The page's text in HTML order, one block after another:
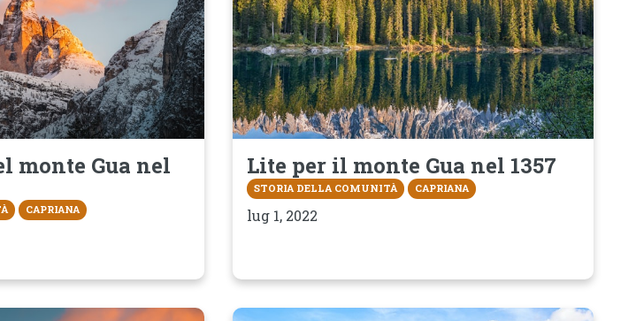
monte Gua nel
CAPRIANA
Lite per il monte Gua nel 1357
STORIA DELLA COMUNITÀ CAPRIANA
lug 1, 2022